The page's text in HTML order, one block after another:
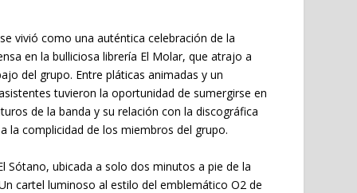
vivió como una auténtica celebración de la
en la bulliciosa librería El Molar, que atrajo a
del grupo. Entre pláticas animadas y un
tuvieron la oportunidad de sumergirse en
de la banda y su relación con la discográfica
la complicidad de los miembros del grupo.
Sótano, ubicada a solo dos minutos a pie de la
cartel luminoso al estilo del emblemático O2 de